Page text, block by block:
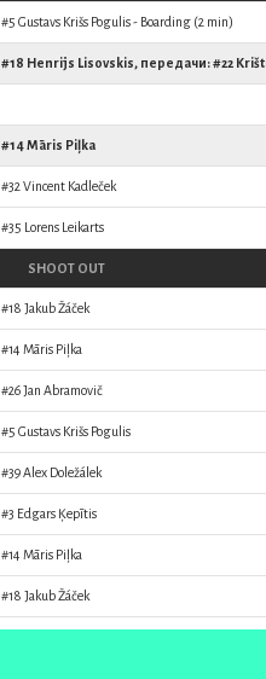
#5 Gustavs Krišs Pogulis- Boarding (2 min)
#18 Henrijs Lisovskis, передачи: #22
#14Māris Piļka
#32 Vincent Kadleček
#35 Lorens Leikarts
SHOOT OUT
#18 Jakub Žáček
#14 Māris Piļka
#26Jan Abramovič
#5 Gustavs Krišs Pogulis
#39Alex Doležálek
#3 Edgars Ķepītis
#14 Māris Piļka
#18 Jakub Žáček